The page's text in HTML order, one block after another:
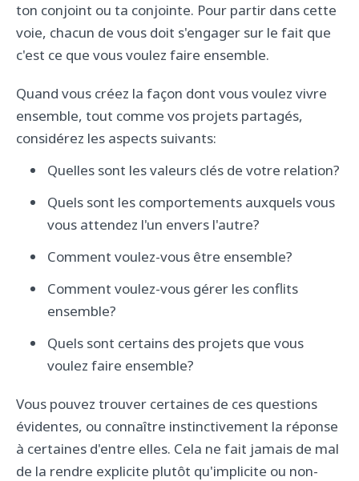
ton conjoint ou ta conjointe. Pour partir dans cette
voie, chacun de vous doit s'engager sur le fait que
c'est ce que vous voulez faire ensemble.
Quand vous créez la façon dont vous voulez vivre
ensemble, tout comme vos projets partagés,
considérez les aspects suivants:
Quelles sont les valeurs clés de votre relation?
Quels sont les comportements auxquels vous
vous attendez l'un envers l'autre?
Comment voulez-vous être ensemble?
Comment voulez-vous gérer les conflits
ensemble?
Quels sont certains des projets que vous
voulez faire ensemble?
Vous pouvez trouver certaines de ces questions
évidentes, ou connaître instinctivement la réponse
à certaines d'entre elles. Cela ne fait jamais de mal
de la rendre explicite plutôt qu'implicite ou non-